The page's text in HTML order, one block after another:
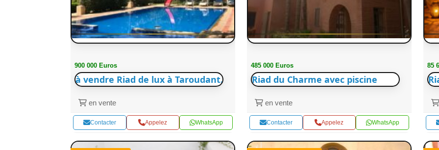
900 000 Euros
à vendre Riad de lux à Taroudant.
en vente
Contacter Appelez WhatsApp
485 000 Euros
Riad du Charme avec piscine
en vente
Contacter Appelez WhatsApp
85